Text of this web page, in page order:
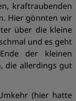
kraftraubenden
Hier gönnten wir
über die kleine
und es geht
der kleinen
die allerdings gut
(hier hatte